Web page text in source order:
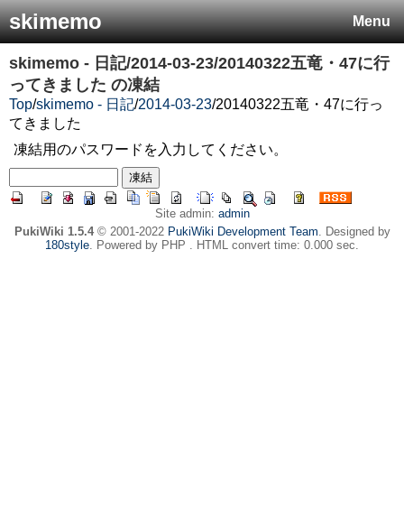
Menu
skimemo
skimemo - 日記/2014-03-23/20140322五竜・47に行
ってきました の凍結
Top/skimemo - 日記/2014-03-23/20140322五竜・47に行っ
てきました
凍結用のパスワードを入力してください。
Site admin: admin
PukiWiki 1.5.4© 2001-2022 PukiWiki Development Team. Designed by
180style. Powered by PHP . HTML convert time: 0.000 sec.